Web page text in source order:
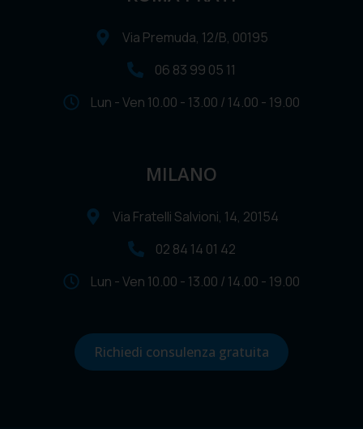
Via Premuda, 12/B, 00195
06 83 99 05 11
Lun - Ven 10.00 - 13.00 / 14.00 - 19.00
MILANO
Via Fratelli Salvioni, 14, 20154
02 84 14 01 42
Lun - Ven 10.00 - 13.00 / 14.00 - 19.00
Richiedi consulenza gratuita